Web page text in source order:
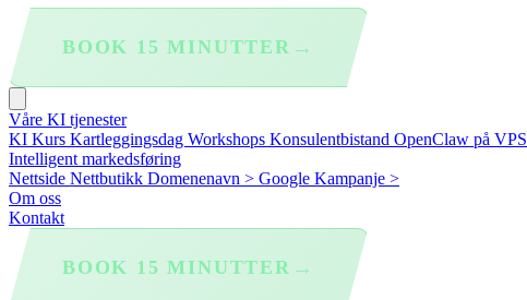
BOOK 15 MINUTTER →
Våre KI tjenester
KI Kurs Kartleggingsdag Workshops Konsulentbistand OpenClaw på VPS
Intelligent markedsføring
Nettside Nettbutikk Domenenavn > Google Kampanje >
Om oss
Kontakt
BOOK 15 MINUTTER →